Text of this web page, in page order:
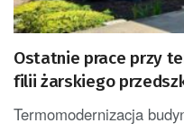
Ostatnie prace przy
filii żarskiego
Termomodernizacja